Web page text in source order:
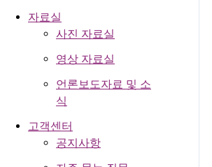
자료실
사진 자료실
영상 자료실
언론보도자료 및 소
식
고객센터
공지사항